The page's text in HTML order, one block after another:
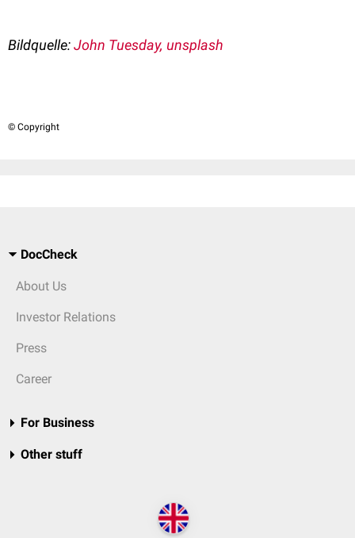
Bildquelle:John Tuesday, unsplash
© Copyright
DocCheck
About Us
Investor Relations
Press
Career
For Business
Other stuff